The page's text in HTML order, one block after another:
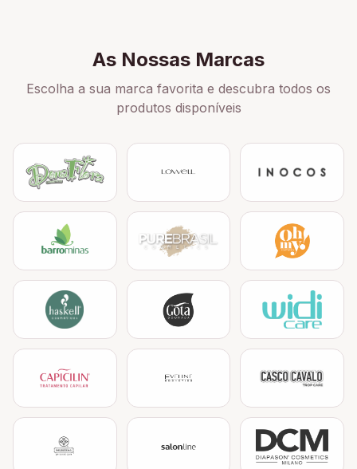
As Nossas Marcas
Escolha a sua marca favorita e descubra todos os
produtos disponíveis